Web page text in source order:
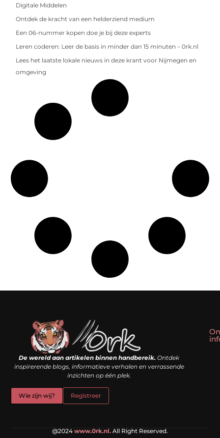
Digitale Middelen
Ontdek de kracht van een helderziend medium
Een 06-nummer kopen doe je bij deze experts
Leren coderen: Leer de basis in minder dan 15 minuten – 0rk.nl
Lees het laatste lokale nieuws in deze krant voor Nijmegen en
omgeving
De wereld aan artikelen binnen handbereik. Ontdek
inspirerende blogs, informatieve verhalen en verrassende
inzichten op één plek.
Wie zijn wij? Registreer
@2024 www.0rk.nl. All Right Reserved.